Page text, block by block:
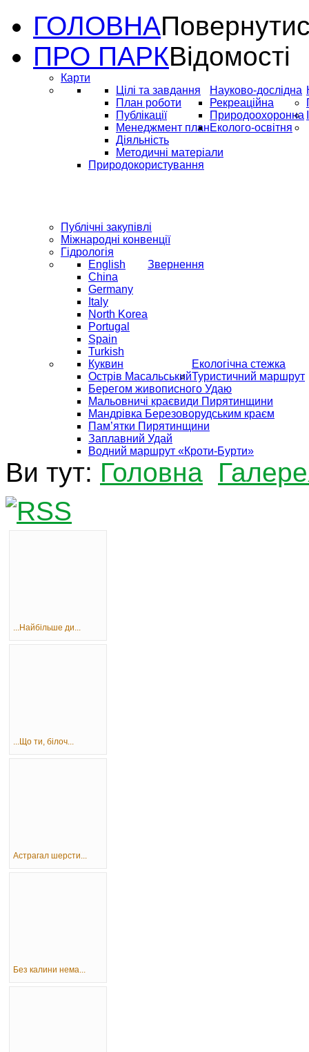
ГОЛОВНА
ПРО ПАРКВідомості
Карти
Науково-дослідна
Цілі та завдання
План роботи
Публікації
Менеджмент план
Рекреаційна
Природоохоронна
Еколого-освітня
Діяльність
Методичні матеріали
Природокористування
Публічні закупівлі
Міжнародні конвенції
Гідрологія
Звернення
English
China
Germany
Italy
North Korea
Portugal
Spain
Turkish
Екологічна стежка
Куквин
Острів МасальськийТуристичний маршрут
Берегом живописного Удаю
Мальовничі краєвиди Пирятинщини
Мандрівка Березоворудським краєм
Пам’ятки Пирятинщини
Заплавний Удай
Водний маршрут «Кроти-Бурти»
Ви тут: Головна
...Найбільше ди...
...Що ти, білоч...
Астрагал шерсти...
Без калини нема...